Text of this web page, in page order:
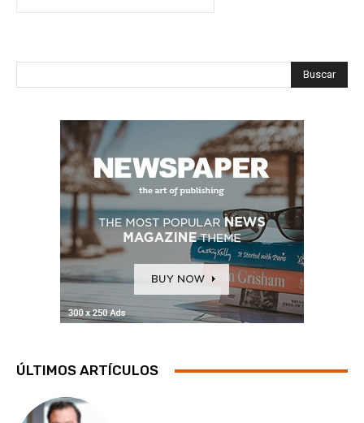
Buscar
ÚLTIMOS ARTÍCULOS